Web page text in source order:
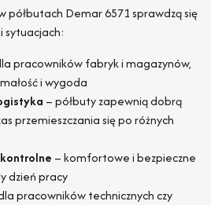
półbutach Demar 6571 sprawdzą się
sytuacjach:
pracowników fabryk i magazynów,
i wygoda
– półbuty zapewnią dobrą
przemieszczania się po różnych
– komfortowe i bezpieczne
dzień pracy
pracowników technicznych czy